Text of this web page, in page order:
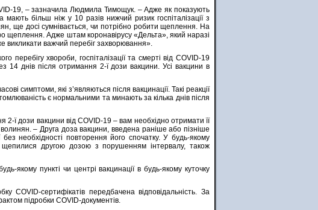
19, – зазначила Людмила Тимощук. – Адже як показують
більш ніж у 10 разів нижчий ризик госпіталізації з
ще досі сумнівається, чи потрібно робити щеплення. На
щеплення. Адже штам коронавірусу «Дельта», який наразі
викликати важчий перебіг захворювання».
перебігу хвороби, госпіталізації та смерті від COVID-19
14 днів після отримання 2-ї дози вакцини. Усі вакцини в
симптоми, які з’являються після вакцинації. Такі реакції
є нормальними та минають за кілька днів після
ї дози вакцини від COVID-19 – вам необхідно отримати її
– Друга доза вакцини, введена раніше або пізніше
необхідності повторення його спочатку. У будь-якому
другою дозою з порушенням інтервалу, також
якому пункті чи центрі вакцинації в будь-якому куточку
сертифікатів передбачена відповідальність. За
підробки COVID-документів.